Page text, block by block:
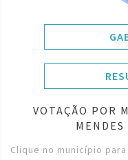
VOTAÇÃO POR
Clique no município